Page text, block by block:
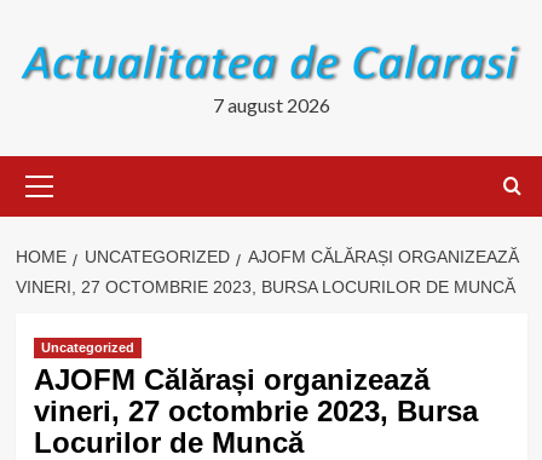
content
7 august 2026
Menu
HOME UNCATEGORIZED
AJOFM CĂLĂRAȘI ORGANIZEAZĂ
VINERI, 27 OCTOMBRIE 2023, BURSA LOCURILOR DE MUNCĂ
Uncategorized
AJOFM Călărași organizează
vineri, 27 octombrie 2023, Bursa
Locurilor de Muncă